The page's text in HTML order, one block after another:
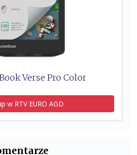
Verse Pro Color
w RTV EURO AGD